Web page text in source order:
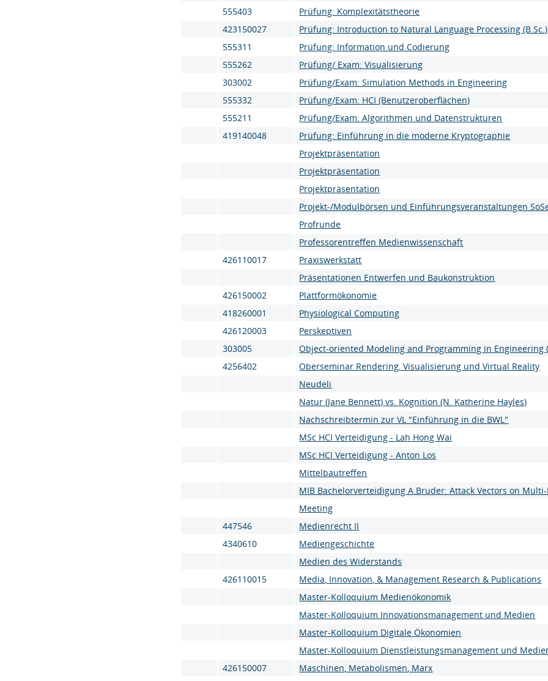
555403
Prüfung: Komplexitätstheorie
423150027
Prüfung: Introduction to Natural Language Processing (B.Sc.)
555311
Prüfung: Information und Codierung
555262
Prüfung/ Exam: Visualisierung
303002
Prüfung/Exam: Simulation Methods in Engineering
555332
Prüfung/Exam: HCI (Benutzeroberflächen)
555211
Prüfung/Exam: Algorithmen und Datenstrukturen
419140048
Prüfung: Einführung in die moderne Kryptographie
Projektpräsentation
Projektpräsentation
Projektpräsentation
Projekt-/Modulbörsen und Einführungsveranstaltungen
Profrunde
Professorentreffen Medienwissenschaft
426110017
Praxiswerkstatt
Präsentationen Entwerfen und Baukonstruktion
426150002
Plattformökonomie
418260001
Physiological Computing
426120003
Perskeptiven
303005
Object-oriented Modeling and Programming in Engineering
4256402
Oberseminar Rendering, Visualisierung und Virtual Reality
Neudeli
Natur (Jane Bennett) vs. Kognition (N. Katherine Hayles)
Nachschreibtermin zur VL "Einführung in die BWL"
MSc HCI Verteidigung - Lah Hong Wai
MSc HCI Verteidigung - Anton Los
Mittelbautreffen
MIB Bachelorverteidigung A.Bruder: Attack Vectors on
Meeting
447546
Medienrecht II
4340610
Mediengeschichte
Medien des Widerstands
426110015
Media, Innovation, & Management Research & Publications
Master-Kolloquium Medienökonomik
Master-Kolloquium Innovationsmanagement und Medien
Master-Kolloquium Digitale Ökonomien
Master-Kolloquium Dienstleistungsmanagement und
426150007
Maschinen, Metabolismen, Marx